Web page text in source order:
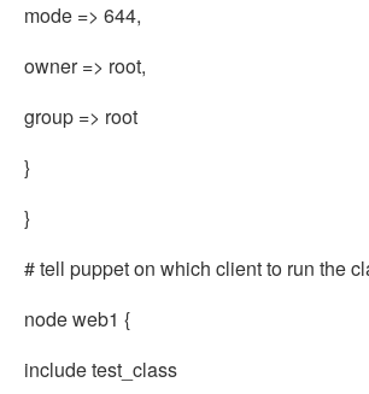
mode => 644,
owner => root,
group => root
}
}
# tell puppet on which client to run the
node web1 {
include test_class